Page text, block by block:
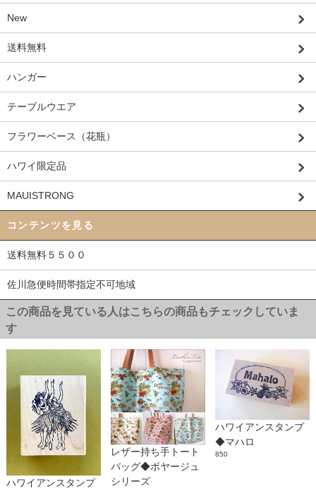
New
送料無料
ハンガー
テーブルウエア
フラワーベース（花瓶）
ハワイ限定品
MAUISTRONG
コンテンツを見る
送料無料５５００
佐川急便時間帯指定不可地域
この商品を見ている人はこちらの商品もチェックしていま
す
ハワイアンスタンプ
レザー持ち手トート
バッグ◆ボヤージュ
シリーズ
ハワイアンスタンプ
◆マハロ
850